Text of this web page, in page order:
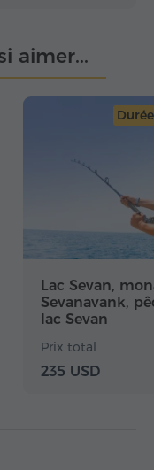
aimer...
Lac Sevan,
Sevanavank,
lac Sevan
Prix total
235 USD